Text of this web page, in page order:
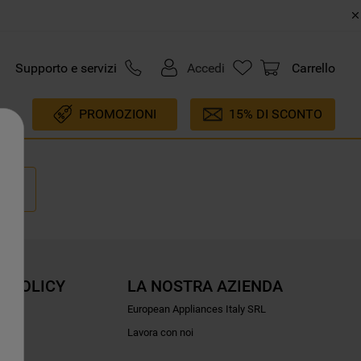
Supporto e servizi Accedi Carrello
PROMOZIONI 15% DI SCONTO
POLICY LA NOSTRA AZIENDA
European Appliances Italy SRL
Lavora con noi